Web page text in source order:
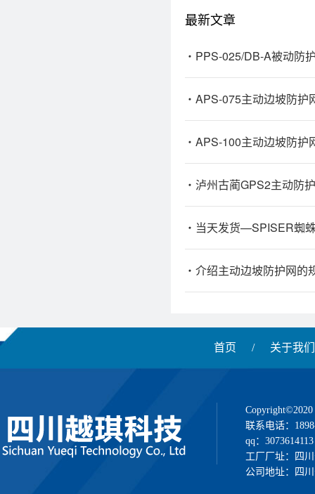
最新文章
PPS-025/DB-A被动防
APS-075主动边坡防护
APS-100主动边坡防护
泸州古蔺GPS2主动防
当天发货—SPISER蜘
介绍主动边坡防护网的
首页 / 关于我们
联系电话：
qq：3073614113
工厂厂址：四
公司地址：四